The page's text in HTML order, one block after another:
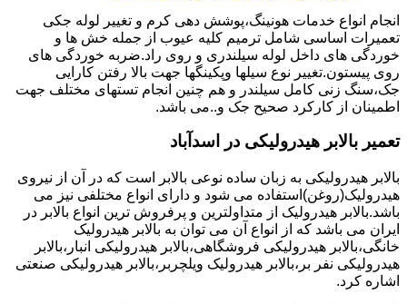
انجام انواع خدمات هونینگ،پوشش دهی کرم و تغییر لوله جکی
تعمیرات اساسی شامل ترمیم کلیه عیوب از جمله خش ها و
خوردگی های داخل لوله سیلندری و روی راد.ضربه خوردگی های
روی پیستون.تغییر نوع سیلها وپکینگها جهت بالا رفتن کارایی
جک،سنگ زنی کامل سیلندر و هم چنین انجام تستهای مختلف جهت
اطمینان از کارکرد صحیح جک و..می باشد.
تعمیر بالابر هیدرولیکی در اسدآباد
بالابر هیدرولیکی به زبان ساده نوعی بالابر است که در آن از نیروی
هیدرولیک(روغن)استفاده می شود و دارای انواع مختلفی نیز می
باشد.بالابر هیدرولیک از متداولترین و پرفروش ترین انواع بالابر در
ایران می باشد که از انواع آن می توان به بالابر هیدرولیک
خانگی،بالابر هیدرولیکی فروشگاهی،بالابر هیدرولیکی انبار،بالابر
هیدرولیکی نفر بر،بالابر هیدرولیک ویلچربر،بالابر هیدرولیکی صنعتی
اشاره کرد.